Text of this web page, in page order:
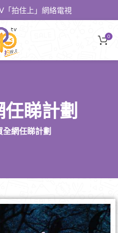
「拍住上」網絡電視
0
睇計劃
全網任睇計劃